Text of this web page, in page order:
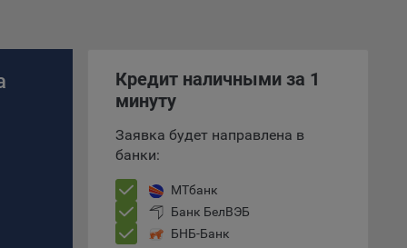
–
Кредит наличными за 1
минуту
Заявка будет направлена в
банки:
МТбанк
Банк БелВЭБ
БНБ-Банк